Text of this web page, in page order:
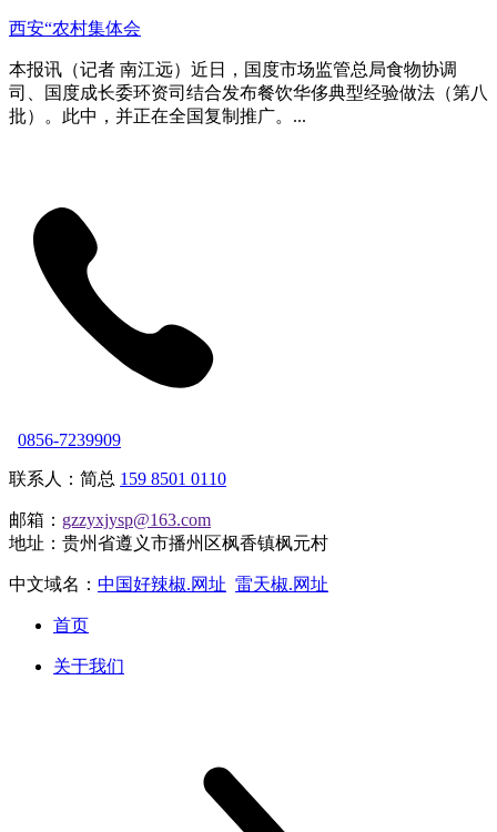
西安“农村集体会
本报讯（记者 南江远）近日，国度市场监管总局食物协调
司、国度成长委环资司结合发布餐饮华侈典型经验做法（第八
批）。此中，并正在全国复制推广。...
0856-7239909
联系人：简总 159 8501 0110
邮箱： gzzyxjysp@163.com
地址：贵州省遵义市播州区枫香镇枫元村
中文域名： 中国好辣椒.网址 雷天椒.网址
首页
关于我们